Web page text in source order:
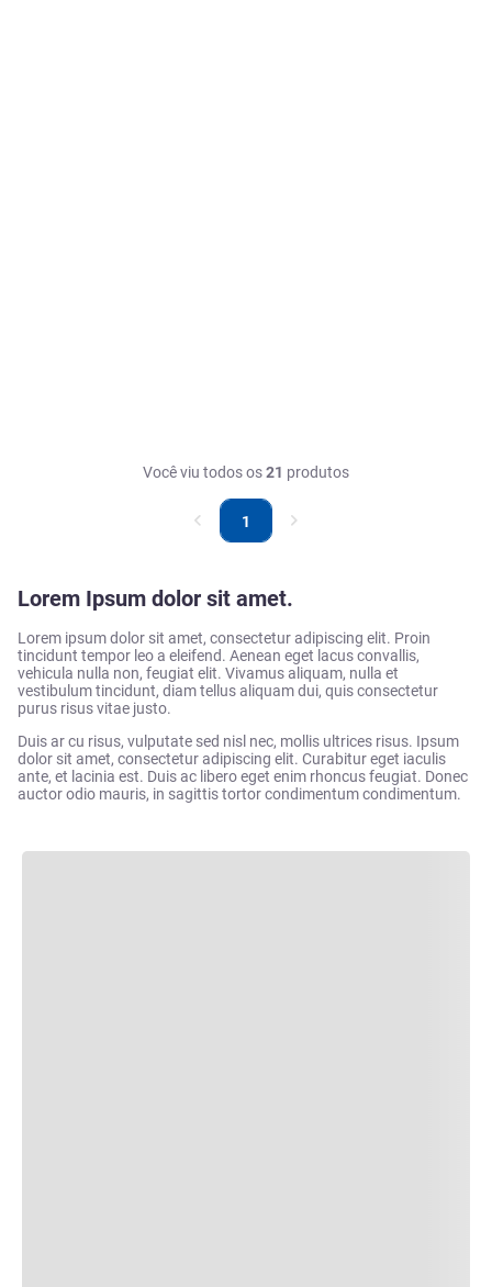
Você viu todos os21 produtos
1
Lorem Ipsum dolor sit amet.
Lorem ipsum dolor sit amet, consectetur adipiscing elit. Proin
tincidunt tempor leo a eleifend. Aenean eget lacus convallis,
vehicula nulla non, feugiat elit. Vivamus aliquam, nulla et
vestibulum tincidunt, diam tellus aliquam dui, quis consectetur
purus risus vitae justo.
Duis ar cu risus, vulputate sed nisl nec, mollis ultrices risus. Ipsum
dolor sit amet, consectetur adipiscing elit. Curabitur eget iaculis
ante, et lacinia est. Duis ac libero eget enim rhoncus feugiat. Donec
auctor odio mauris, in sagittis tortor condimentum condimentum.